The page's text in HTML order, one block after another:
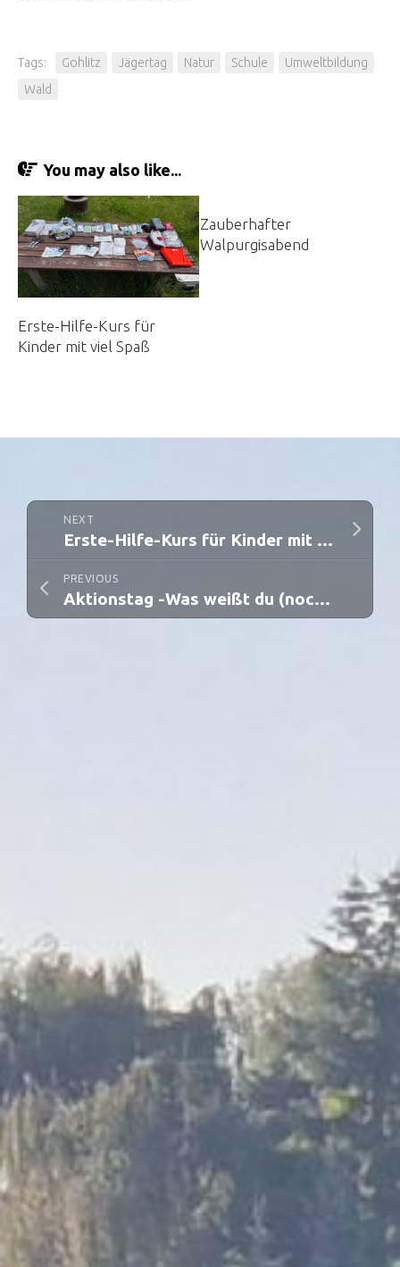
NEXT
Erste-Hilfe-Kurs für Kinder mit viel Spaß
PREVIOUS
Aktionstag -Was weißt du (noch nicht) über Waldameisen?
Tags: Gohlitz Jägertag Natur Schule
Umweltbildung
Wald
You may also like...
Erste-Hilfe-Kurs für
Kinder mit viel Spaß
Zauberhafter
Walpurgisabend